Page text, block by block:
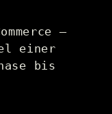
–
einer
bis